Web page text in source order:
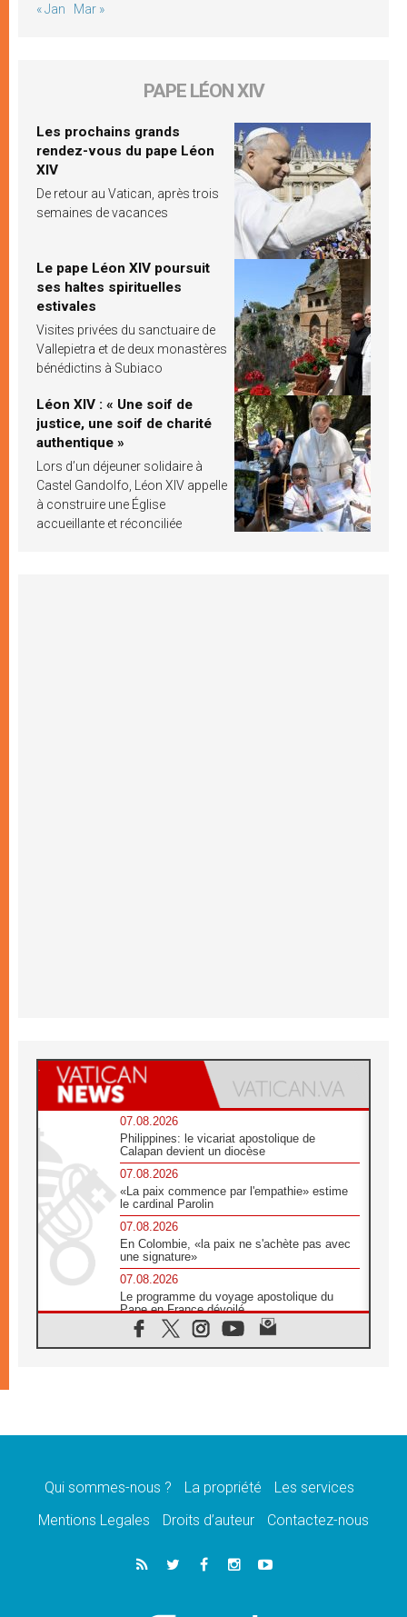
« Jan Mar »
PAPE LÉON XIV
Les prochains grands
rendez-vous du pape Léon
XIV
De retour au Vatican, après trois
semaines de vacances
Le pape Léon XIV poursuit
ses haltes spirituelles
estivales
Visites privées du sanctuaire de
Vallepietra et de deux monastères
bénédictins à Subiaco
Léon XIV : « Une soif de
justice, une soif de charité
authentique »
Lors d’un déjeuner solidaire à
Castel Gandolfo, Léon XIV appelle
à construire une Église
accueillante et réconciliée
07.08.2026
Philippines: le vicariat apostolique de
Calapan devient un diocèse
07.08.2026
«La paix commence par l'empathie» estime
le cardinal Parolin
07.08.2026
En Colombie, «la paix ne s'achète pas avec
une signature»
07.08.2026
Le programme du voyage apostolique du
Pape en France dévoilé
07.08.2026
1ère Conférence continentale sur l'éducation
07.08.2026
07.08.2026
lancement des «dix jours de prière pour la
06.08.2026
Préparatifs des JMJ 2027 à Séoul: «c'est
Qui sommes-nous ? La propriété
Les services
Mentions Legales
Droits d’auteur Contactez-nous